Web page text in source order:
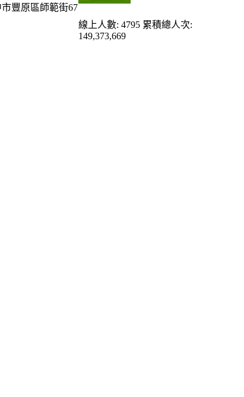
豐原區師範街67
線上人數: 4795 累積總人次:
149,373,669